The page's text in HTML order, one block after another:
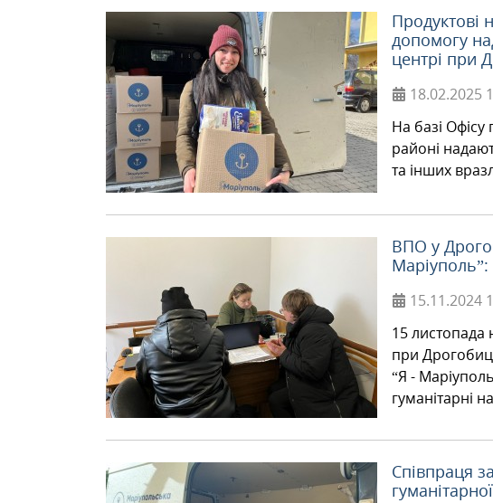
Продуктові
допомогу
центрі при
18.02.2025
На базі
районі
та інших
ВПО у
Маріуполь”:
15.11.2024
15 листопада
при
“Я -
гуманітарні
Співпраця